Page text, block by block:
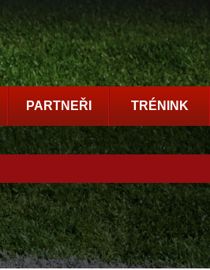
PARTNEŘI TRÉNINK